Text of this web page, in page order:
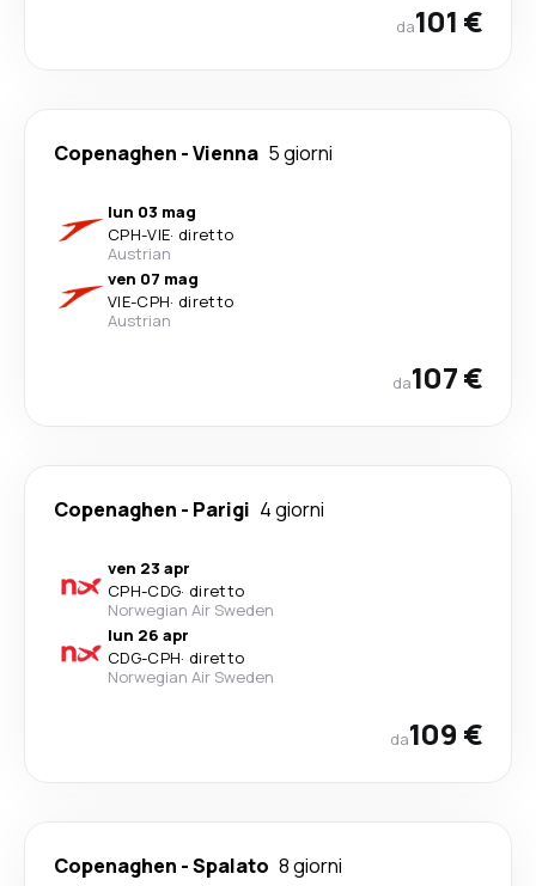
da101 €
Copenaghen -Vienna 5 giorni
lun 03 mag
CPH-VIE· diretto
Austrian
ven 07 mag
VIE-CPH· diretto
Austrian
da107 €
Copenaghen - Parigi 4 giorni
ven 23 apr
CPH-CDG· diretto
Norwegian Air Sweden
lun 26 apr
CDG-CPH· diretto
Norwegian Air Sweden
da109 €
Copenaghen -Spalato 8 giorni